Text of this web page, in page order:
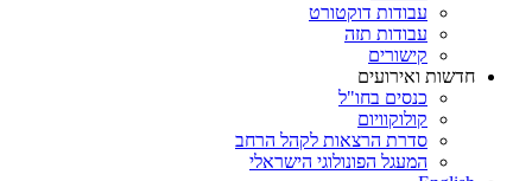
עבודות דוקטורט
עבודות תזה
קישורים
חדשות ואירועים
כנסים בחו"ל
קולוקוויום
סדרת הרצאות לקהל הרחב
המעגל הפונולוגי הישראלי